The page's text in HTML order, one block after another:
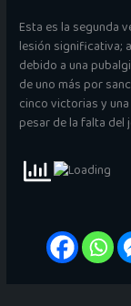
Esta es la segunda
lesión significativa;
debido a una
de uno más por
cinco victorias y
pesar de la falta del